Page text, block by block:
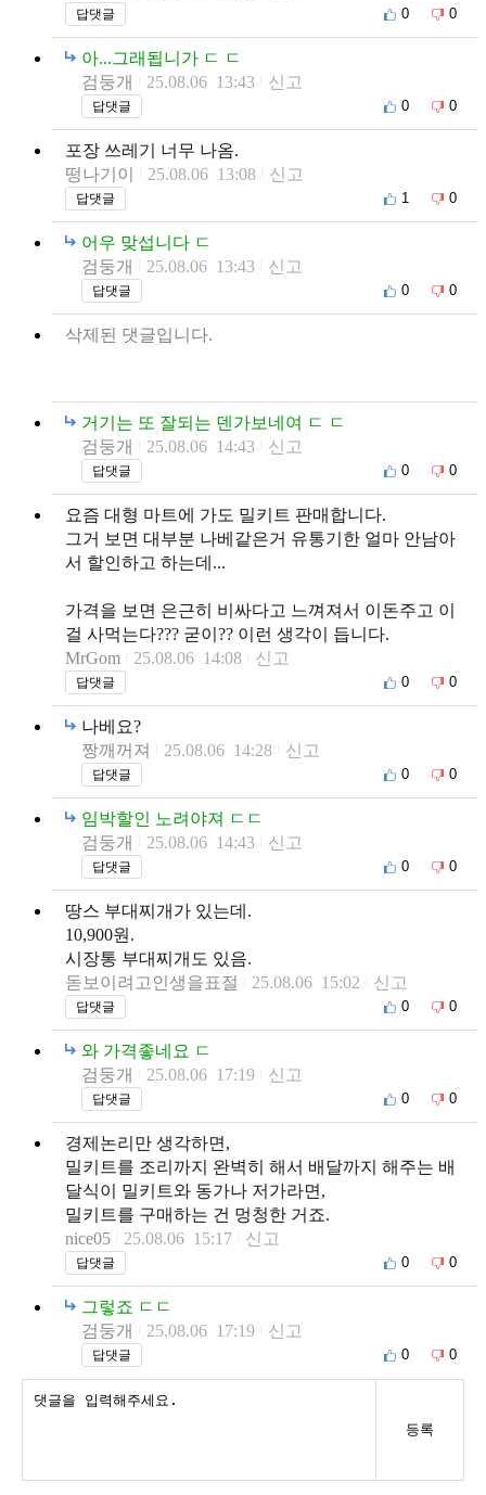
답댓글 0 0
아...그래됩니가 ㄷ ㄷ
검둥개
25.08.06 13:43 신고
답댓글 0 0
포장 쓰레기 너무 나옴.
떵나기이
25.08.06 13:08 신고
답댓글 1 0
어우 맞섭니다 ㄷ
검둥개
25.08.06 13:43 신고
답댓글 0 0
삭제된 댓글입니다.
거기는 또 잘되는 덴가보네여 ㄷ ㄷ
검둥개
25.08.06 14:43 신고
답댓글 0 0
요즘 대형 마트에 가도 밀키트 판매합니다.
그거 보면 대부분 나베같은거 유통기한 얼마 안남아
서 할인하고 하는데...
가격을 보면 은근히 비싸다고 느껴져서 이돈주고 이
걸 사먹는다??? 굳이?? 이런 생각이 듭니다.
MrGom
25.08.06 14:08 신고
답댓글 0 0
나베요?
짱깨꺼져
25.08.06 14:28 신고
답댓글 0 0
임박할인 노려야져 ㄷㄷ
검둥개
25.08.06 14:43 신고
답댓글 0 0
땅스 부대찌개가 있는데.
10,900원.
시장통 부대찌개도 있음.
돋보이려고인생을표절
25.08.06 15:02 신고
답댓글 0 0
와 가격좋네요 ㄷ
검둥개
25.08.06 17:19 신고
답댓글 0 0
경제논리만 생각하면,
밀키트를 조리까지 완벽히 해서 배달까지 해주는 배
달식이 밀키트와 동가나 저가라면,
밀키트를 구매하는 건 멍청한 거죠.
nice05
25.08.06 15:17 신고
답댓글 0 0
그렇죠 ㄷㄷ
검둥개
25.08.06 17:19 신고
답댓글 0 0
등록